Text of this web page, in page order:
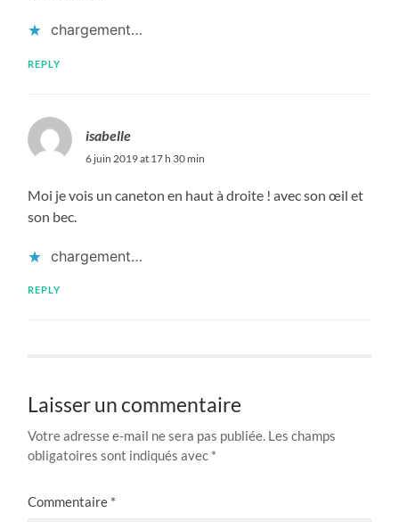
chargement…
REPLY
isabelle
6 juin 2019 at 17 h 30 min
Moi je vois un caneton en haut à droite ! avec son œil et
son bec.
chargement…
REPLY
Laisser un commentaire
Votre adresse e-mail ne sera pas publiée. Les champs
obligatoires sont indiqués avec *
Commentaire *